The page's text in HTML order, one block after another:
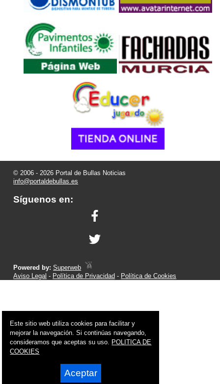
© 2006 - 2026 Portal de Bullas Noticias
info@portaldebullas.es
Síguenos en:
Powered by:Superweb
Aviso Legal - Política de Privacidad - Política de Cookies
Este sitio web utiliza cookies para facilitar y
mejorar la navegación. Si continúas navegando,
consideramos que aceptas su uso. POLITICA DE
COOKIES
Aceptar